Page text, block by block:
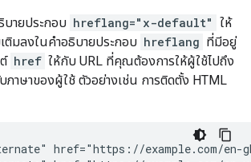
บายประกอบ hreflang="x-default" ให้
ติมลงในคําอธิบายประกอบ hreflang ที่มีอยู่
href ให้กับ URL ที่คุณต้องการให้ผู้ใช้ไปถึง
บภาษาของผู้ใช้ ตัวอย่างเช่น การติดตั้ง HTML
href="https://example.com/en-